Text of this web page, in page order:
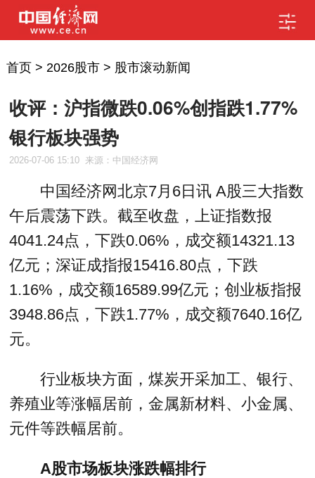
首页> 2026股市> 股市滚动新闻
收评：沪指微跌0.06%创指跌1.77%
银行板块强势
2026-07-06 15:10 来源：中国经济网
中国经济网北京7月6日讯 A股三大指数
午后震荡下跌。截至收盘，上证指数报
4041.24点，下跌0.06%，成交额14321.13
亿元；深证成指报15416.80点，下跌
1.16%，成交额16589.99亿元；创业板指报
3948.86点，下跌1.77%，成交额7640.16亿
元。
行业板块方面，煤炭开采加工、银行、
养殖业等涨幅居前，金属新材料、小金属、
元件等跌幅居前。
A股市场板块涨跌幅排行